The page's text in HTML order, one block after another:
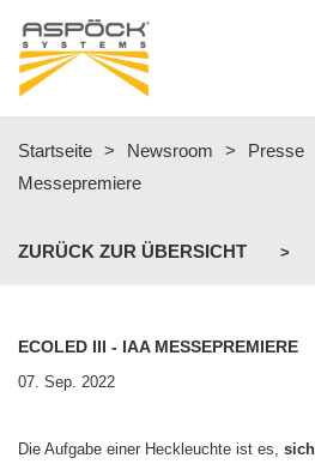
Startseite > Newsroom > Presse
Messepremiere
ZURÜCK ZUR ÜBERSICHT >
ECOLED III - IAA MESSEPREMIERE
07. Sep. 2022
Die Aufgabe einer Heckleuchte ist es,